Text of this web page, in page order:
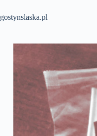
treści
gostynslaska.pl